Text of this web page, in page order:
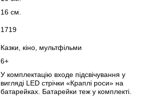
16 см.
1719
Казки, кіно, мультфільми
6+
У комплектацію входе підсвічування у
вигляді LED стрічки «Краплі роси» на
батарейках. Батарейки теж у комплекті.